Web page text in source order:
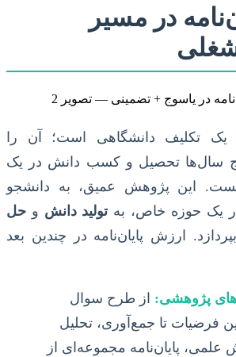
در مسیر
از یک تکلیف دانشگاهی است؛ آن را
سال‌ها تحصیل و کسب دانش در یک
این پژوهش عمیق، به دانشجو
یک حوزه خاص، به تولید دانش و حل
بپردازد. ارزش پایان‌نامه در چندین بعد
پژوهشی: از طرح سوال
فرضیات تا جمع‌آوری، تحلیل
علمی، پایان‌نامه مجموعه‌ای از